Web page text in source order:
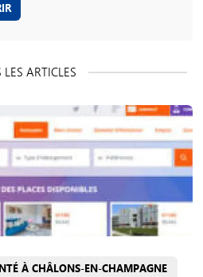
À CHÂLONS-EN-CHAMPAGNE